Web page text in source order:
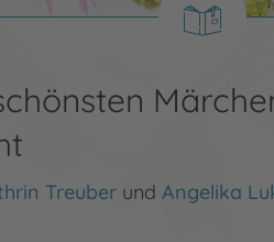
Treuberund Angelika